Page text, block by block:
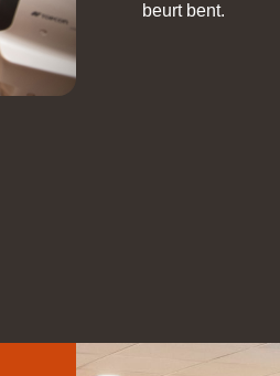
beurt bent.